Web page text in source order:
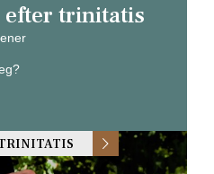
efter trinitatis